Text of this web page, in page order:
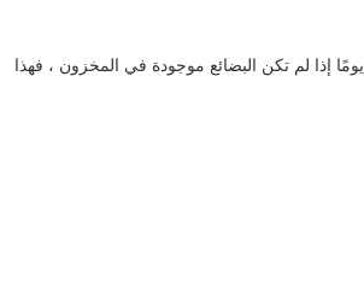
ج: عادة ما يكون 5-10 أيام إذا كانت البضائع موجودة في المخزون. أو 30-35 يومًا إذا لم تكن البضائع موجودة في المخزون ، فهذا